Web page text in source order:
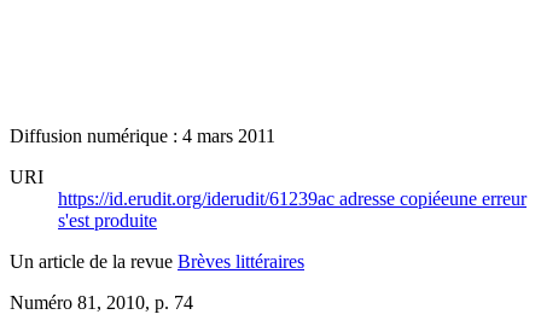
Diffusion numérique : 4 mars 2011
URI
https://id.erudit.org/iderudit/61239ac adresse copiéeune erreur
s'est produite
Un article de la revue Brèves littéraires
Numéro 81, 2010, p. 74